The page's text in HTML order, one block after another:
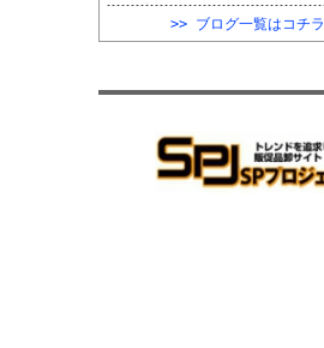
>> ブログ一覧はコチラ